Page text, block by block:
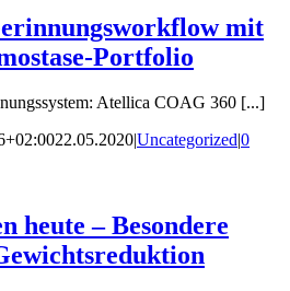
mit
Portfolio
Atellica COAG 360 [...]
22.05.2020|Uncategorized|0
heute – Besondere